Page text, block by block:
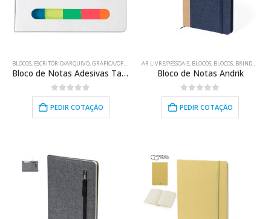
BLOCOS, ESCRITÓRIO/ARQUIVO,GRÁFICA/OFFSET
Bloco de Notas Adesivas Tantum
0out of 5
PEDIR COTAÇÃO
AR LIVRE/PESSOAIS, BLOCOS, BLOCOS, BRINDES PROMOCIONAIS
Bloco de Notas Andrik
0out of 5
PEDIR COTAÇÃO